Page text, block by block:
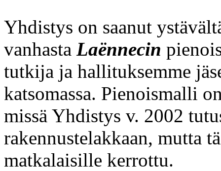
Yhdistys on saanut
vanhasta Laënnecin
tutkija ja hallituksemme
katsomassa. Pienoismalli
missä Yhdistys v. 2002
rakennustelakkaan, mutta
matkalaisille kerrottu.